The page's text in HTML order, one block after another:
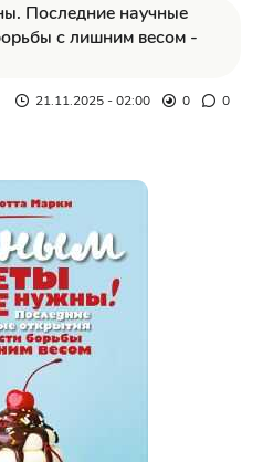
Последние научные
с лишним весом -
21.11.2025 - 02:00 0 0